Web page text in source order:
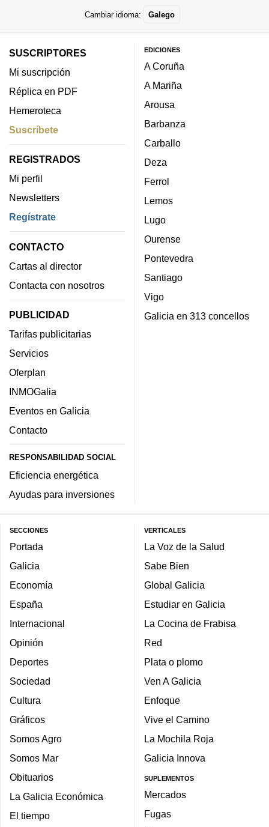
Cambiar idioma: Galego
SUSCRIPTORES
Mi suscripción
Réplica en PDF
Hemeroteca
Suscríbete
REGISTRADOS
Mi perfil
Newsletters
Regístrate
CONTACTO
Cartas al director
Contacta con nosotros
PUBLICIDAD
Tarifas publicitarias
Servicios
Oferplan
INMOGalia
Eventos en Galicia
Contacto
RESPONSABILIDAD SOCIAL
Eficiencia energética
Ayudas para inversiones
EDICIONES
A Coruña
A Mariña
Arousa
Barbanza
Carballo
Deza
Ferrol
Lemos
Lugo
Ourense
Pontevedra
Santiago
Vigo
Galicia en 313 concellos
SECCIONES
Portada
Galicia
Economía
España
Internacional
Opinión
Deportes
Sociedad
Cultura
Gráficos
Somos Agro
Somos Mar
Obituarios
La Galicia Económica
El tiempo
VERTICALES
La Voz de la Salud
Sabe Bien
Global Galicia
Estudiar en Galicia
La Cocina de Frabisa
Red
Plata o plomo
Ven A Galicia
Enfoque
Vive el Camino
La Mochila Roja
Galicia Innova
SUPLEMENTOS
Mercados
Fugas